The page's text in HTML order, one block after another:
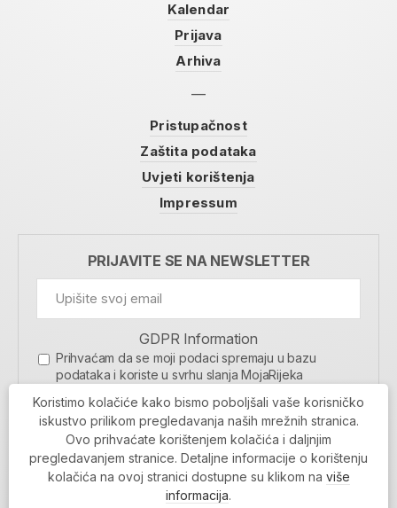
Kalendar
Prijava
Arhiva
Pristupačnost
Zaštita podataka
Uvjeti korištenja
Impressum
PRIJAVITE SE NA NEWSLETTER
GDPR Information
Prihvaćam da se moji podaci spremaju u bazu
podataka i koriste u svrhu slanja MojaRijeka
MOJARIJEKA NEWSLETTER
PRIJAVI SE
Koristimo kolačiće kako bismo poboljšali vaše korisničko
iskustvo prilikom pregledavanja naših mrežnih stranica.
Ovo prihvaćate korištenjem kolačića i daljnjim
pregledavanjem stranice. Detaljne informacije o korištenju
kolačića na ovoj stranici dostupne su klikom na više
informacija.